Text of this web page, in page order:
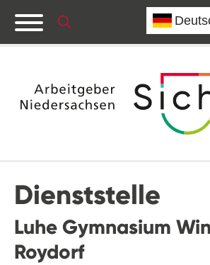
Dienststelle
Luhe Gymnasium
Roydorf